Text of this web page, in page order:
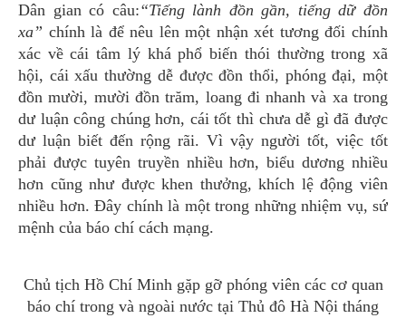
Dân gian có câu:“Tiếng lành đồn gần, tiếng dữ đồn
xa” chính là để nêu lên một nhận xét tương đối chính
xác về cái tâm lý khá phổ biến thói thường trong xã
hội, cái xấu thường dễ được đồn thổi, phóng đại, một
đồn mười, mười đồn trăm, loang đi nhanh và xa trong
dư luận công chúng hơn, cái tốt thì chưa dễ gì đã được
dư luận biết đến rộng rãi. Vì vậy người tốt, việc tốt
phải được tuyên truyền nhiều hơn, biểu dương nhiều
hơn cũng như được khen thưởng, khích lệ động viên
nhiều hơn. Đây chính là một trong những nhiệm vụ, sứ
mệnh của báo chí cách mạng.
Chủ tịch Hồ Chí Minh gặp gỡ phóng viên các cơ quan
báo chí trong và ngoài nước tại Thủ đô Hà Nội tháng